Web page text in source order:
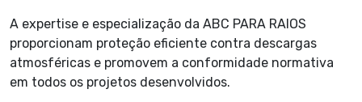
A expertise e especialização da ABC PARA RAIOS
proporcionam proteção eficiente contra descargas
atmosféricas e promovem a conformidade normativa
em todos os projetos desenvolvidos.